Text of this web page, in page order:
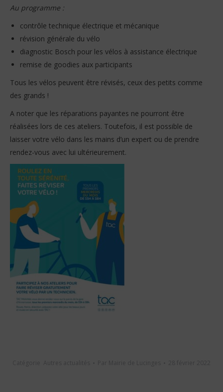
Au programme :
contrôle technique électrique et mécanique
révision générale du vélo
diagnostic Bosch pour les vélos à assistance électrique
remise de goodies aux participants
Tous les vélos peuvent être révisés, ceux des petits comme
des grands !
A noter que les réparations payantes ne pourront être
réalisées lors de ces ateliers. Toutefois, il est possible de
laisser votre vélo dans les mains d’un expert ou de prendre
rendez-vous avec lui ultérieurement.